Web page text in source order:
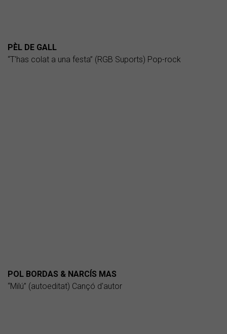
PÈL DE GALL
“T'has colat a una festa” (RGB Suports) Pop-rock
POL BORDAS & NARCÍS MAS
“Milú” (autoeditat) Cançó d'autor